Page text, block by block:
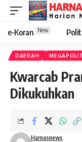
e-Koran New
DAERAH
Kwarcab
Dikukuhkan
Harnasnews